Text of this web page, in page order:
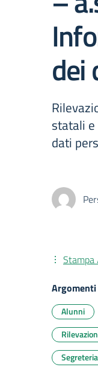
dei
statali
dati
Stampa
Argomenti
Alunni
Segreteria